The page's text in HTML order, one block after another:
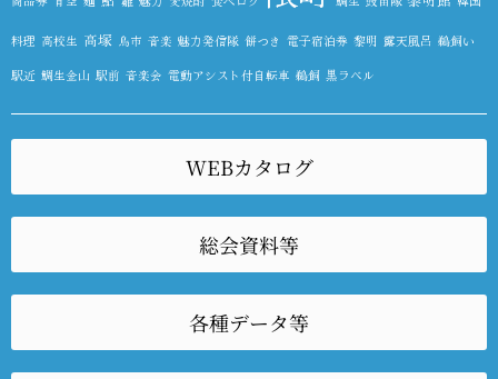
料理 高校生 高塚 鳥市 音楽 魅力発信隊 餅つき 電子宿泊券 黎明 露天風呂 鵜飼い
駅近 鯛生金山 駅前 音楽会 電動アシスト付自転車 鵜飼 黒ラベル
WEBカタログ
総会資料等
各種データ等